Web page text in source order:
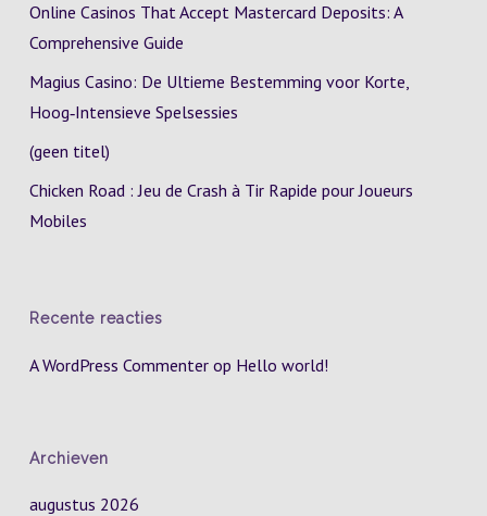
Online Casinos That Accept Mastercard Deposits: A
Comprehensive Guide
Magius Casino: De Ultieme Bestemming voor Korte,
Hoog‑Intensieve Spelsessies
(geen titel)
Chicken Road : Jeu de Crash à Tir Rapide pour Joueurs
Mobiles
Recente reacties
A WordPress Commenterop Hello world!
Archieven
augustus 2026